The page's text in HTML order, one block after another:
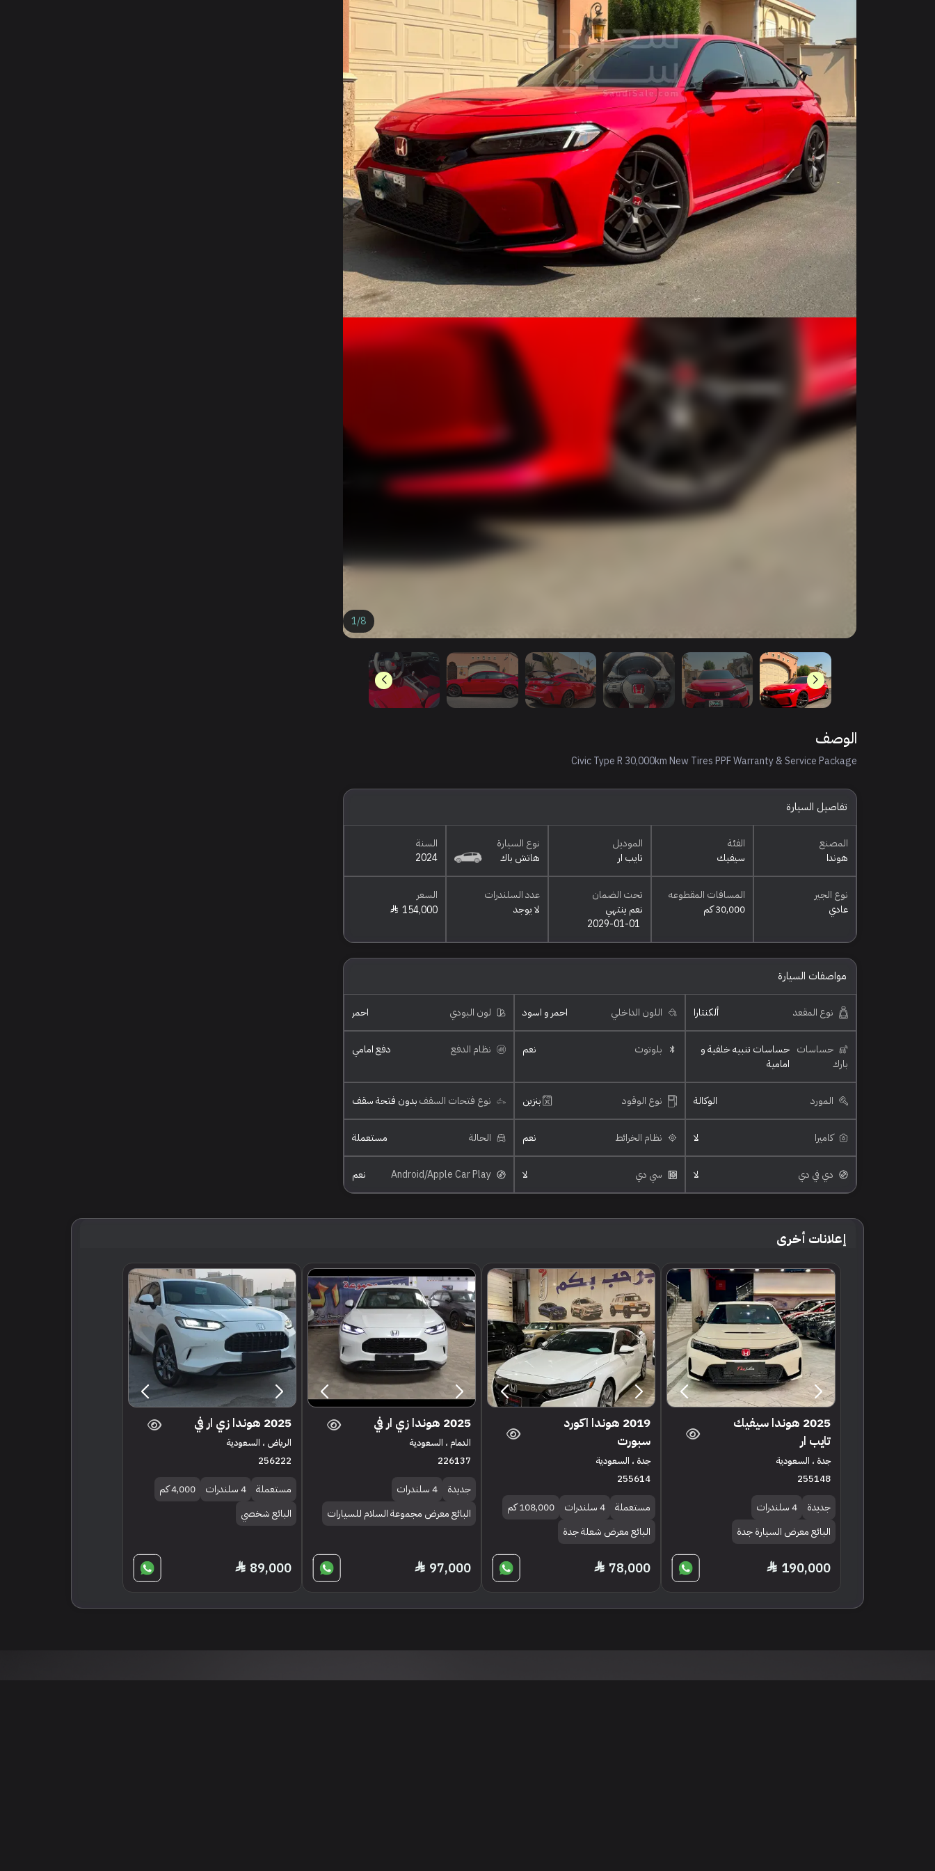
1/8
الوصف
Civic Type R 30,000km New Tires PPF Warranty & Service Package
تفاصيل السيارة
المصنع
هوندا
الفئة
سيفيك
الموديل
تايب ار
نوع السيارة
هاتش باك
السنة
2024
نوع الجير
عادي
المسافات المقطوعه
30,000 كم
تحت الضمان
نعم ينتهي
2029-01-01
عدد السلندرات
لا يوجد
السعر
154,000
مواصفات السيارة
نوع المقعد ألكنتارا اللون الداخلي احمر و اسود لون البودي احمر
حساسات
بارك
حساسات تنبيه خلفية و
امامية
بلوتوث نعم نظام الدفع دفع امامي
المورد الوكالة نوع الوقود بنزين نوع فتحات السقفبدون فتحة سقف
كاميرا لا نظام الخرائط نعم الحالة مستعملة
دي في دي لا سي دي لا نعم
إعلانات أخرى
2025 هوندا سيفيك
تايب ار
جدة ، السعودية
255148
جديدة
4 سلندرات
البائع معرض السيارة جدة
190,000
2019 هوندا اكورد
سبورت
جدة ، السعودية
255614
مستعملة 4 سلندرات
108,000 كم
البائع معرض شعلة جدة
78,000
2025 هوندا زي ار في
الدمام ، السعودية
226137
جديدة
4 سلندرات
البائع معرض مجموعة السلام للسيارات
97,000
2025 هوندا زي ار في
الرياض ، السعودية
256222
مستعملة 4 سلندرات
4,000 كم
البائع شخصي
89,000